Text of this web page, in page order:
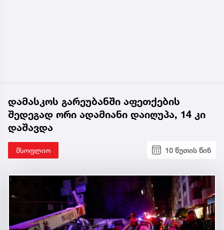
დამასკოს გარეუბანში აფეთქების
შედეგად ორი ადამიანი დაიღუპა, 14 კი
დაშავდა
მსოფლიო 10 წუთის წინ